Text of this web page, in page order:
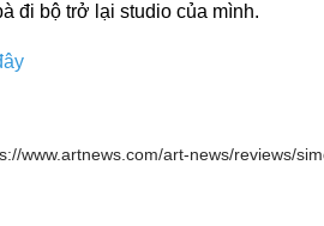
đi bộ trở lại studio của mình.
www.artnews.com/art-news/reviews/